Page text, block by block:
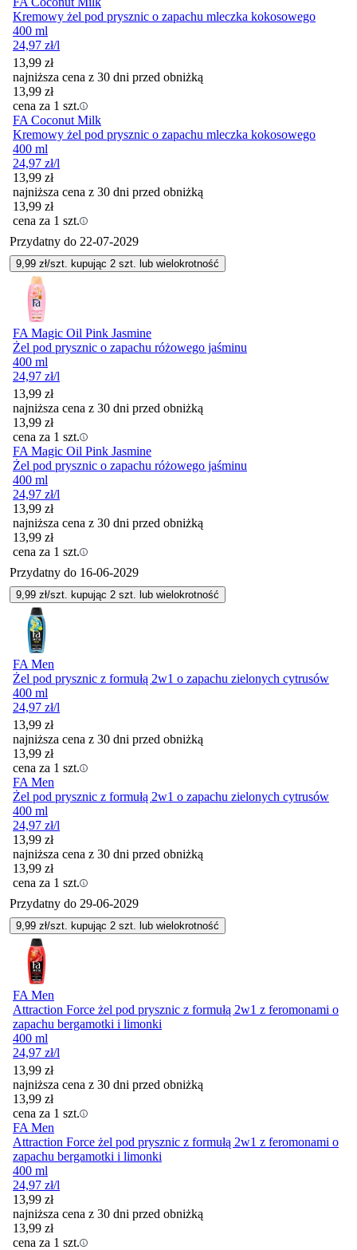
Kremowy żel pod prysznic o zapachu mleczka kokosowego
400 ml
24,97 zł/l
13,99 zł
najniższa cena z 30 dni przed obniżką
13,99 zł
cena za 1 szt.
FA Coconut Milk
Kremowy żel pod prysznic o zapachu mleczka kokosowego
400 ml
24,97 zł/l
13,99 zł
najniższa cena z 30 dni przed obniżką
13,99 zł
cena za 1 szt.
Przydatny do 22-07-2029
9,99 zł/szt. kupując 2 szt. lub wielokrotność
FA Magic Oil Pink Jasmine
Żel pod prysznic o zapachu różowego jaśminu
400 ml
24,97 zł/l
13,99 zł
najniższa cena z 30 dni przed obniżką
13,99 zł
cena za 1 szt.
FA Magic Oil Pink Jasmine
Żel pod prysznic o zapachu różowego jaśminu
400 ml
24,97 zł/l
13,99 zł
najniższa cena z 30 dni przed obniżką
13,99 zł
cena za 1 szt.
Przydatny do 16-06-2029
9,99 zł/szt. kupując 2 szt. lub wielokrotność
FA Men
Żel pod prysznic z formułą 2w1 o zapachu zielonych cytrusów
400 ml
24,97 zł/l
13,99 zł
najniższa cena z 30 dni przed obniżką
13,99 zł
cena za 1 szt.
FA Men
Żel pod prysznic z formułą 2w1 o zapachu zielonych cytrusów
400 ml
24,97 zł/l
13,99 zł
najniższa cena z 30 dni przed obniżką
13,99 zł
cena za 1 szt.
Przydatny do 29-06-2029
9,99 zł/szt. kupując 2 szt. lub wielokrotność
FA Men
Attraction Force żel pod prysznic z formułą 2w1 z feromonami o
zapachu bergamotki i limonki
400 ml
24,97 zł/l
13,99 zł
najniższa cena z 30 dni przed obniżką
13,99 zł
cena za 1 szt.
FA Men
Attraction Force żel pod prysznic z formułą 2w1 z feromonami o
zapachu bergamotki i limonki
400 ml
24,97 zł/l
13,99 zł
najniższa cena z 30 dni przed obniżką
13,99 zł
cena za 1 szt.